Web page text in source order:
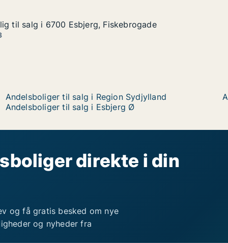
Esbjerg, Fiskebrogade
til salg i 6700 Esbjerg, Fiskebrogade
til salg i 6700 Esbjerg, Fiskebrogade
Andelsboliger til salg i Region Sydjylland
Andelsboliger til salg i Esbjerg Ø
direkte i din
og få gratis besked om nye
og nyheder fra